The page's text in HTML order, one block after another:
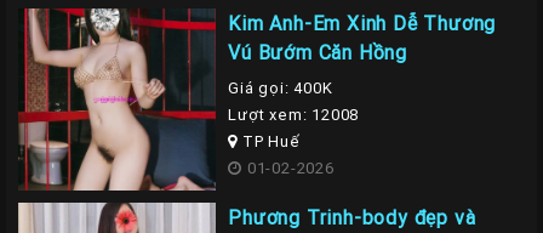
Kim Anh-Em Xinh Dễ Thương
Vú Bướm Căn Hồng
Giá gọi: 400K
Lượt xem: 12008
TP Huế
01-02-2026
Phương Trinh-body đẹp và